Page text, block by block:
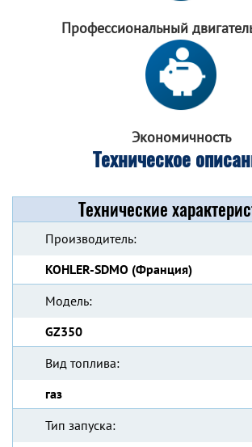
Профессиональный
Экономичность
Техническое
Технические
Производитель:
KOHLER-SDMO (Франция)
Модель:
GZ350
Вид топлива:
газ
Тип запуска: